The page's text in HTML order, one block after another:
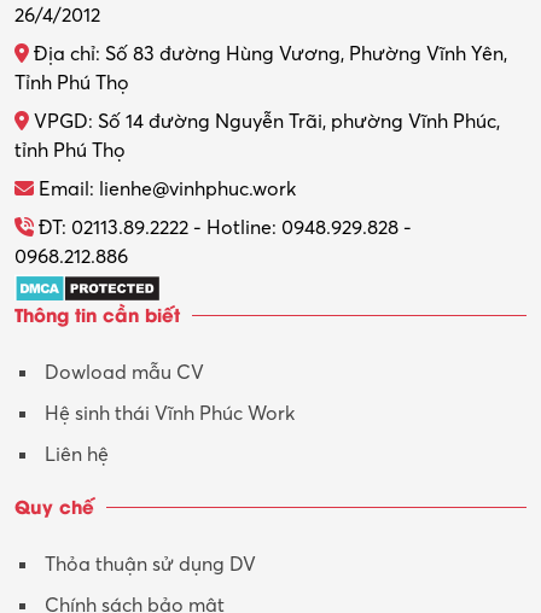
Thiết kế nội thất
Thợ máy – Ô tô – Xe máy
Thực tập
Tổ chức sự kiện – Quà tặng
Trợ lý
Tư vấn
Tư vấn – Kiến trúc
26/4/2012
Địa chỉ: Số 83 đường Hùng Vương, Phường Vĩnh Yên,
Tỉnh Phú Thọ
VPGD: Số 14 đường Nguyễn Trãi, phường Vĩnh Phúc,
tỉnh Phú Thọ
Email: lienhe@vinhphuc.work
ĐT: 02113.89.2222 - Hotline: 0948.929.828 -
0968.212.886
Thông tin cần biết
Dowload mẫu CV
Hệ sinh thái Vĩnh Phúc Work
Liên hệ
Quy chế
Thỏa thuận sử dụng DV
Chính sách bảo mật